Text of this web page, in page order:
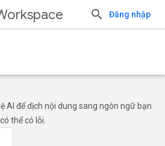
Đăng nhập
AI để dịch nội dung sang ngôn ngữ bạn
thể có lỗi.